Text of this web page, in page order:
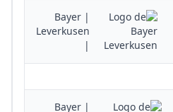
| Bayer
Leverkusen
|
| Bayer